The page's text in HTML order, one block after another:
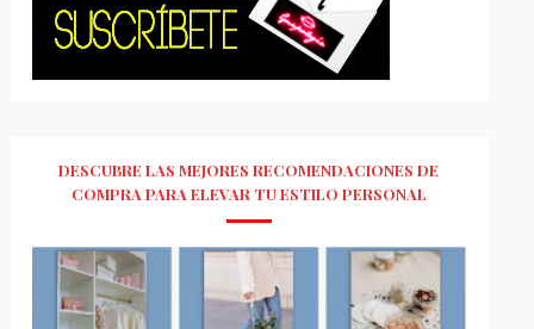
DESCUBRE LAS MEJORES RECOMENDACIONES DE
COMPRA PARA ELEVAR TU ESTILO PERSONAL